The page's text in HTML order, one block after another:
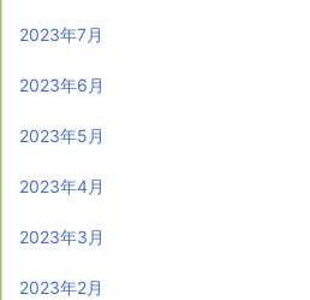
2023年7月
2023年6月
2023年5月
2023年4月
2023年3月
2023年2月